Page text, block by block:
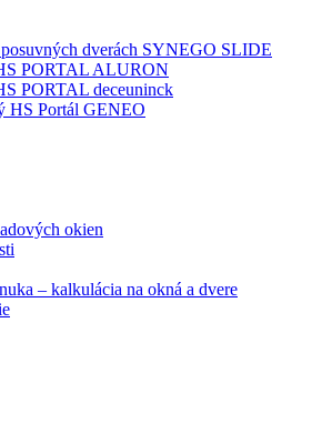
dverách SYNEGO SLIDE
PORTAL ALURON
PORTAL deceuninck
HS Portál GENEO
okien
– kalkulácia na okná a dvere